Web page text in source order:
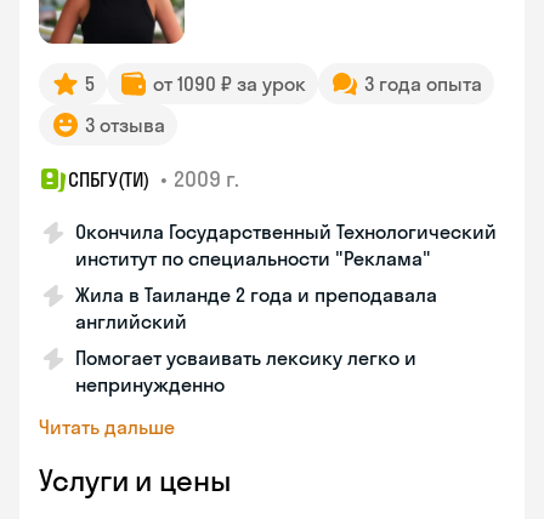
5 от 1090 ₽ за урок
3 года опыта
3 отзыва
СПБГУ(ТИ) • 2009 г.
Окончила Государственный Технологический
институт по специальности "Реклама"
Жила в Таиланде 2 года и преподавала
английский
Помогает усваивать лексику легко и
непринужденно
Читать дальше
Услуги и цены